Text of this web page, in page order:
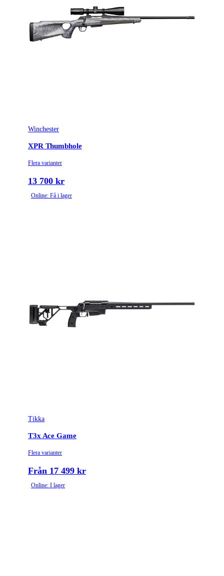
Winchester
XPR Thumbhole
Flera varianter
13 700 kr
Online: Få i lager
Tikka
T3x Ace Game
Flera varianter
Från 17 499 kr
Online: I lager